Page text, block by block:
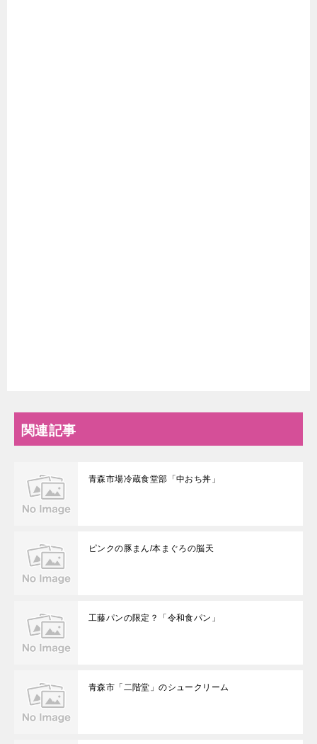
関連記事
青森市場冷蔵食堂部「中おち丼」
ピンクの豚まん/本まぐろの脳天
工藤パンの限定？「令和食パン」
青森市「二階堂」のシュークリーム